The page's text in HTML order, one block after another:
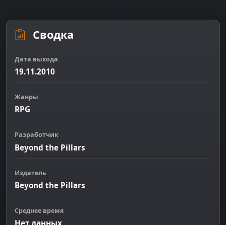
Сводка
Дата выхода
19.11.2010
Жанры
RPG
Разработчик
Beyond the Pillars
Издатель
Beyond the Pillars
Среднее время